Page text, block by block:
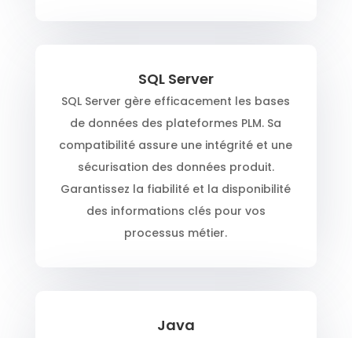
SQL Server
SQL Server gère efficacement les bases
de données des plateformes PLM. Sa
compatibilité assure une intégrité et une
sécurisation des données produit.
Garantissez la fiabilité et la disponibilité
des informations clés pour vos
processus métier.
Java